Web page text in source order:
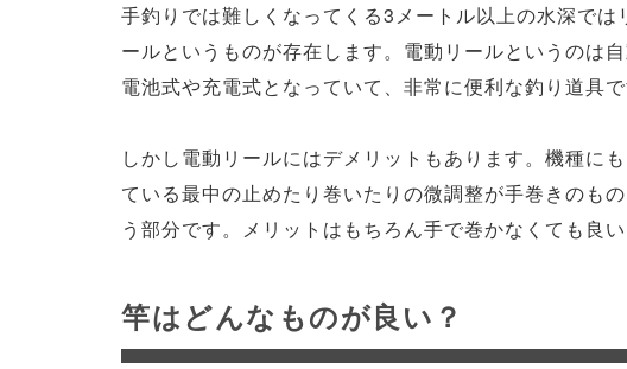
手釣りでは難しくなってくる3メートル以上の水深で
ールというものが存在します。電動リールというのは
電池式や充電式となっていて、非常に便利な釣り道具で
しかし電動リールにはデメリットもあります。機種に
ている最中の止めたり巻いたりの微調整が手巻きのも
う部分です。メリットはもちろん手で巻かなくても良
竿はどんなものが良い？